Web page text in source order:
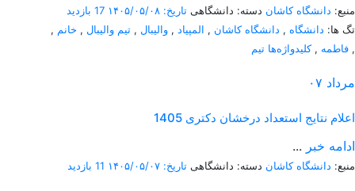
منبع: دانشگاه کاشان دسته: دانشگاهی تاریخ: ۱۴۰۵/۰۵/۰۸
17 بازدید
تگ ها: دانشگاه , دانشگاه کاشان , المپیاد , والیبال , تیم والیبال , خانم ,
فاطمه ,کلیدواژه‌ها تیم ,
۰۷ مرداد
اعلام نتایج استعداد درخشان دکتری 1405
... ادامه خبر
منبع: دانشگاه کاشان دسته: دانشگاهی تاریخ: ۱۴۰۵/۰۵/۰۷ 11 بازدید